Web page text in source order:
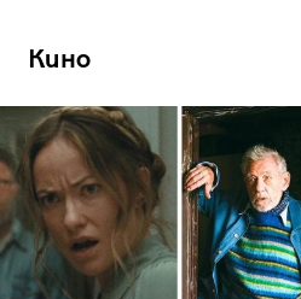
Кино